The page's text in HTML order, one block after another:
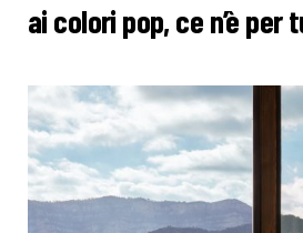
ai colori pop, ce n’è